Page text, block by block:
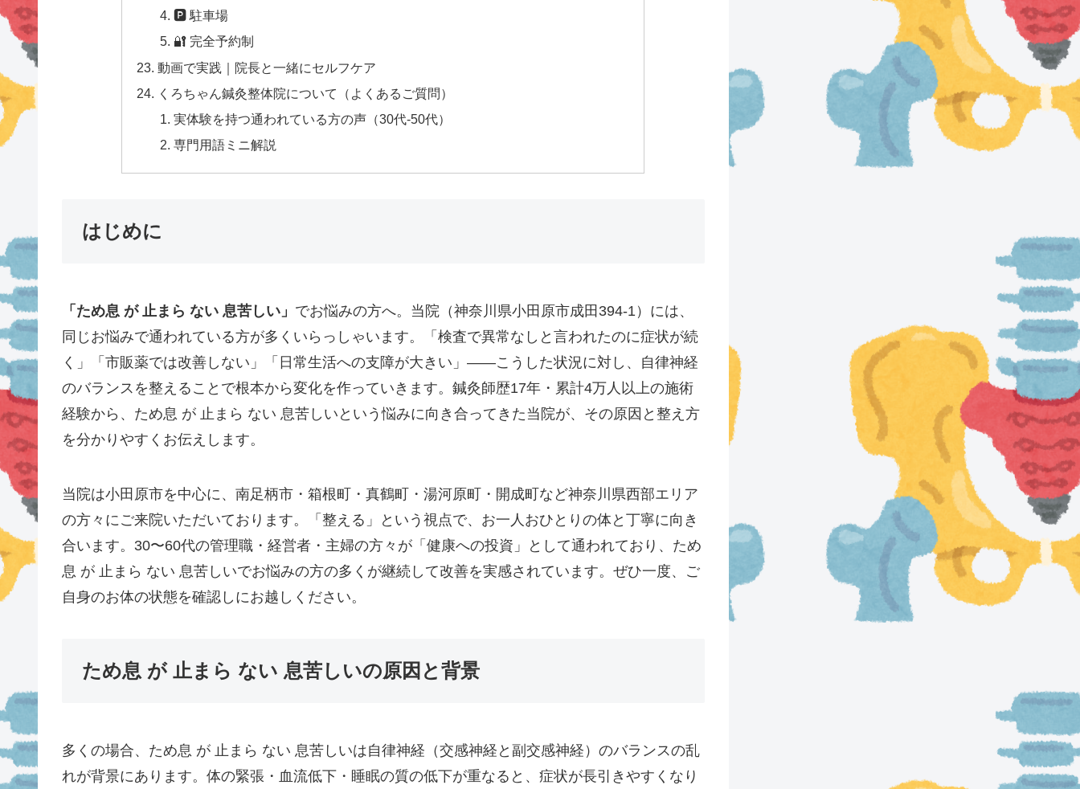
🅿 駐車場
🔐 完全予約制
動画で実践｜院長と一緒にセルフケア
くろちゃん鍼灸整体院について（よくあるご質問）
実体験を持つ通われている方の声（30代-50代）
専門用語ミニ解説
はじめに
「ため息 が 止まら ない 息苦しい」 でお悩みの方へ。当院（神奈川県小田原市成田394-1）には、
同じお悩みで通われている方が多くいらっしゃいます。「検査で異常なしと言われたのに症状が続
く」「市販薬では改善しない」「日常生活への支障が大きい」——こうした状況に対し、自律神経
のバランスを整えることで根本から変化を作っていきます。鍼灸師歴17年・累計4万人以上の施術
経験から、ため息 が 止まら ない 息苦しいという悩みに向き合ってきた当院が、その原因と整え方
を分かりやすくお伝えします。
当院は小田原市を中心に、南足柄市・箱根町・真鶴町・湯河原町・開成町など神奈川県西部エリア
の方々にご来院いただいております。「整える」という視点で、お一人おひとりの体と丁寧に向き
合います。30〜60代の管理職・経営者・主婦の方々が「健康への投資」として通われており、ため
息 が 止まら ない 息苦しいでお悩みの方の多くが継続して改善を実感されています。ぜひ一度、ご
自身のお体の状態を確認しにお越しください。
ため息 が 止まら ない 息苦しいの原因と背景
多くの場合、ため息 が 止まら ない 息苦しいは自律神経（交感神経と副交感神経）のバランスの乱
れが背景にあります。体の緊張・血流低下・睡眠の質の低下が重なると、症状が長引きやすくなり